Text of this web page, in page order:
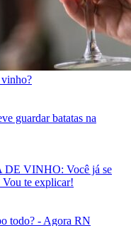
vinho?
guardar batatas na
VINHO: Você já se
Vou te explicar!